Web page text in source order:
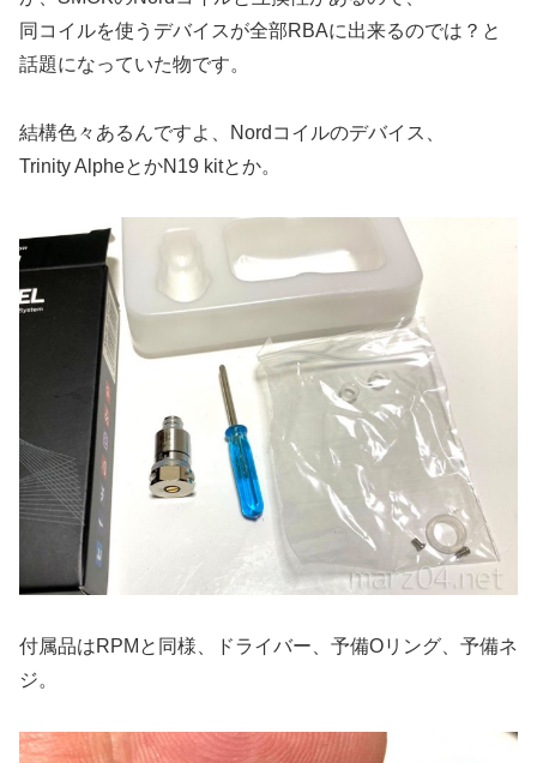
同コイルを使うデバイスが全部RBAに出来るのでは？と
話題になっていた物です。
結構色々あるんですよ、Nordコイルのデバイス、
Trinity AlpheとかN19 kitとか。
付属品はRPMと同様、ドライバー、予備Oリング、予備ネ
ジ。